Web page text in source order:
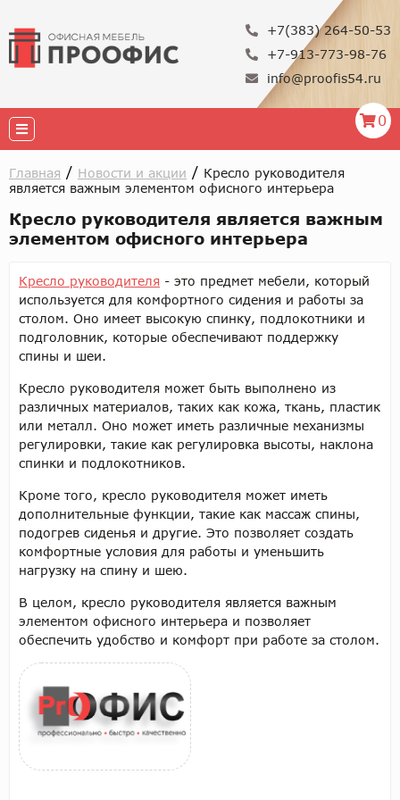
+7(383) 264-50-53
+7-913-773-98-76
info@proofis54.ru
0
Главная / Новости и акции / Кресло руководителя
является важным элементом офисного интерьера
Кресло руководителя является важным
элементом офисного интерьера
Кресло руководителя - это предмет мебели, который
используется для комфортного сидения и работы за
столом. Оно имеет высокую спинку, подлокотники и
подголовник, которые обеспечивают поддержку
спины и шеи.
Кресло руководителя может быть выполнено из
различных материалов, таких как кожа, ткань, пластик
или металл. Оно может иметь различные механизмы
регулировки, такие как регулировка высоты, наклона
спинки и подлокотников.
Кроме того, кресло руководителя может иметь
дополнительные функции, такие как массаж спины,
подогрев сиденья и другие. Это позволяет создать
комфортные условия для работы и уменьшить
нагрузку на спину и шею.
В целом, кресло руководителя является важным
элементом офисного интерьера и позволяет
обеспечить удобство и комфорт при работе за столом.